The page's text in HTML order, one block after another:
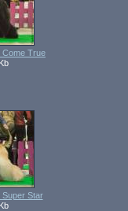
Come True
Super Star